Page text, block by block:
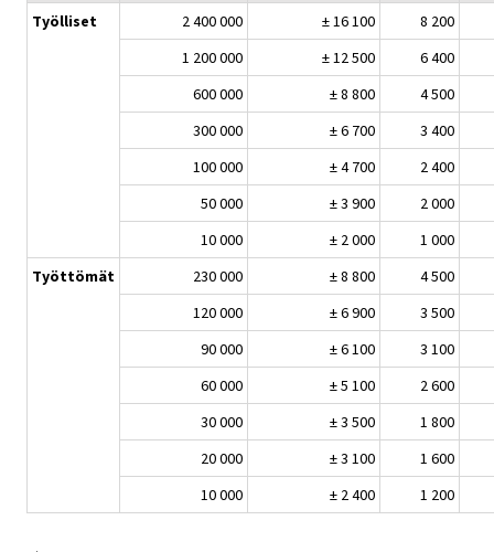
Työlliset
2 400 000 ± 16 100
8 200
1 200 000
± 12 500
6 400
600 000
± 8 800
4 500
300 000
± 6 700
3 400
100 000
± 4 700
2 400
50 000
± 3 900
2 000
10 000
± 2 000
1 000
Työttömät
230 000 ± 8 800
4 500
120 000
± 6 900
3 500
90 000
± 6 100
3 100
60 000
± 5 100
2 600
30 000
± 3 500
1 800
20 000
± 3 100
1 600
10 000
± 2 400 1 200